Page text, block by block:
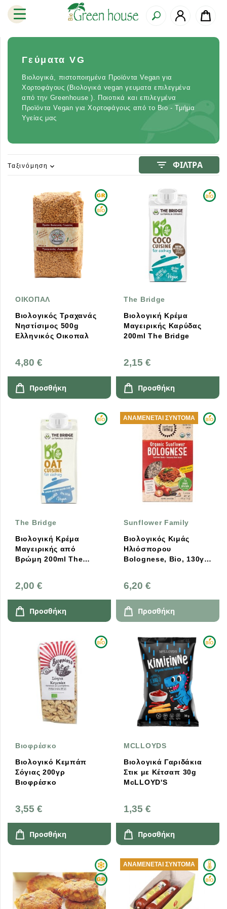
Γεύματα VG
Βιολογικά, πιστοποιημένα Προϊόντα Vegan για
Χορτοφάγους (Βιολογικά vegan γευματα επιλεγμένα
από την Greenhouse ). Ποιοτικά και επιλεγμένα
Προϊόντα Vegan για Χορτοφάγους από το Βιο - Τμήμα
Υγείας μας
Ταξινόμηση expand_more filter_list ΦΙΛΤΡΑ
ΟΙΚΟΠΑΛ
Βιολογικός Τραχανάς
Νηστίσιμος 500g
Ελληνικός Οικοπαλ
4,80 €
Προσθήκη
The Bridge
Βιολογική Κρέμα
Μαγειρικής Καρύδας
200ml The Bridge
2,15 €
Προσθήκη
The Bridge
Βιολογική Κρέμα
Μαγειρικής από
Βρώμη 200ml The
2,00 €
Προσθήκη
Sunflower Family
Βιολογικός Κιμάς
Ηλιόσπορου
Bolognese, Bio, 130γρ,
6,20 €
ΑΝΑΜΈΝΕΤΑΙ ΣΎΝΤΟΜΑ
Προσθήκη
Βιοφρέσκο
Βιολογικό Κεμπάπ
Σόγιας 200γρ
Βιοφρέσκο
3,55 €
Προσθήκη
MCLLOYDS
Βιολογικά Γαριδάκια
Στικ με Κέτσαπ 30g
McLLOYD'S
1,35 €
Προσθήκη
ΑΝΑΜΈΝΕΤΑΙ ΣΎΝΤΟΜΑ